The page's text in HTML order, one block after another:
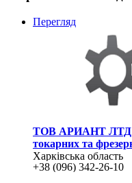
Перегляд
ТОВ АРИАНТ ЛТД
токарних та
Харківська область
+38 (096) 342-26-10